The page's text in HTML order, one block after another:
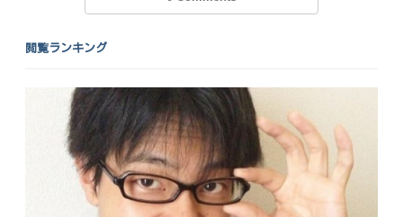
閲覧ランキング